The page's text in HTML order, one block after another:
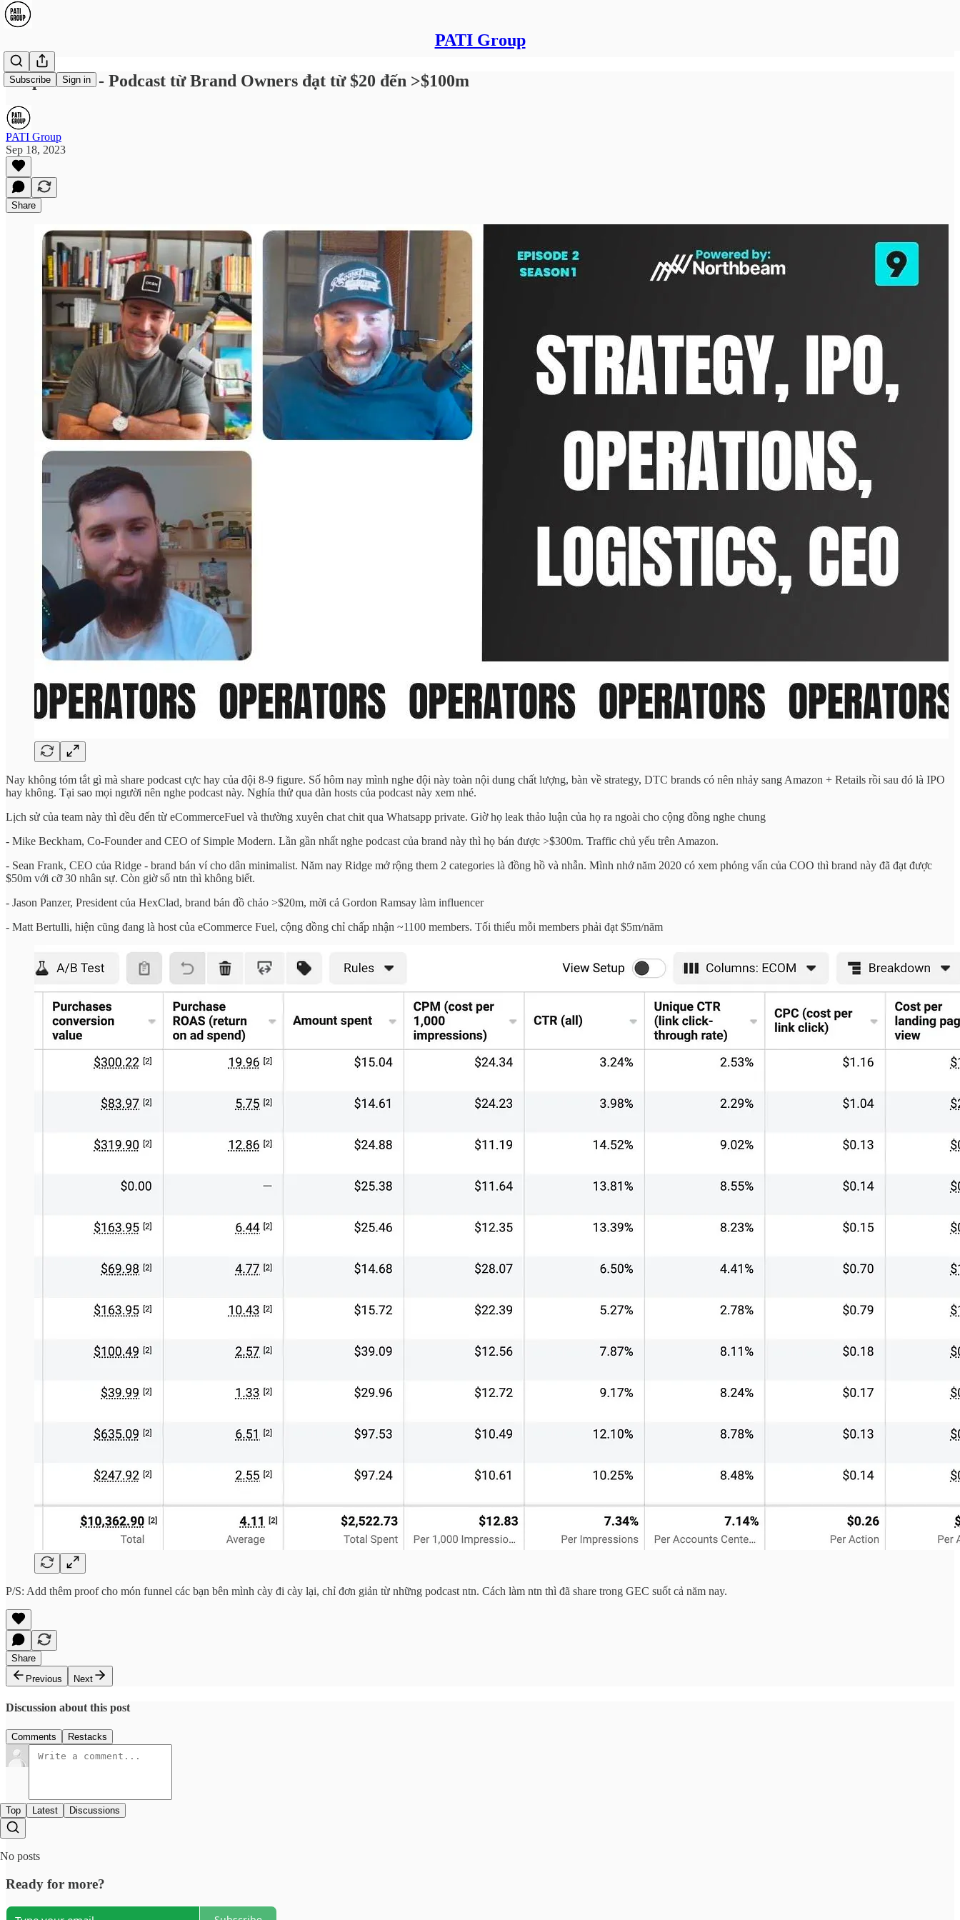
PATI Group
Subscribe Sign in
9 Operators - Podcast từ Brand Owners đạt từ $20 đến >$100m
PATI Group
Sep 18, 2023
Share
Nay không tóm tắt gì mà share podcast cực hay của đội 8-9 figure. Số hôm nay mình nghe đội này toàn nội dung chất lượng, bàn về strategy, DTC brands có nên nhảy sang Amazon + Retails rồi sau đó là IPO
hay không. Tại sao mọi người nên nghe podcast này. Nghía thử qua dàn hosts của podcast này xem nhé.
Lịch sử của team này thì đều đến từ eCommerceFuel và thường xuyên chat chit qua Whatsapp private. Giờ họ leak thảo luận của họ ra ngoài cho cộng đồng nghe chung
- Mike Beckham, Co-Founder and CEO of Simple Modern. Lần gần nhất nghe podcast của brand này thì họ bán được >$300m. Traffic chủ yếu trên Amazon.
- Sean Frank, CEO của Ridge - brand bán ví cho dân minimalist. Năm nay Ridge mở rộng them 2 categories là đồng hồ và nhẫn. Mình nhớ năm 2020 có xem phỏng vấn của COO thì brand này đã đạt được
$50m với cỡ 30 nhân sự. Còn giờ số ntn thì không biết.
- Jason Panzer, President của HexClad, brand bán đồ chảo >$20m, mời cả Gordon Ramsay làm influencer
- Matt Bertulli, hiện cũng đang là host của eCommerce Fuel, cộng đồng chỉ chấp nhận ~1100 members. Tối thiểu mỗi members phải đạt $5m/năm
P/S: Add thêm proof cho món funnel các bạn bên mình cày đi cày lại, chỉ đơn giản từ những podcast ntn. Cách làm ntn thì đã share trong GEC suốt cả năm nay.
Share
Previous
Next
Discussion about this post
Comments Restacks
Top Latest Discussions
No posts
Ready for more?